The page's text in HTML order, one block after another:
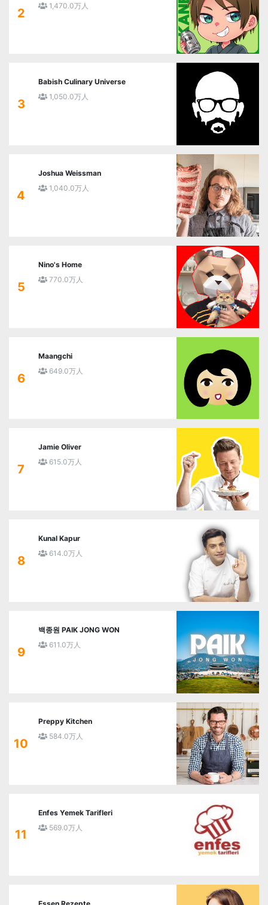
2
1,470.0万人
3
Babish Culinary Universe
1,050.0万人
4
Joshua Weissman
1,040.0万人
5
Nino's Home
770.0万人
6
Maangchi
649.0万人
7
Jamie Oliver
615.0万人
8
Kunal Kapur
614.0万人
9
백종원 PAIK JONG WON
611.0万人
10
Preppy Kitchen
584.0万人
11
Enfes Yemek Tarifleri
569.0万人